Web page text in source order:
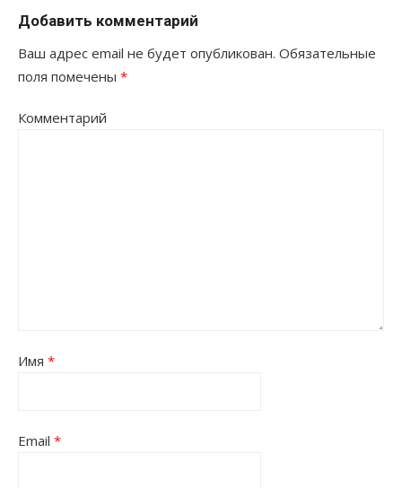
Добавить комментарий
Ваш адрес email не будет опубликован. Обязательные
поля помечены *
Комментарий
Имя *
Email *